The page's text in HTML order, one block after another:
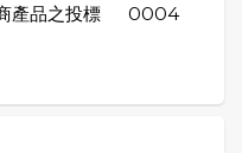
產品之投標
0004